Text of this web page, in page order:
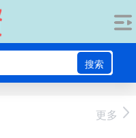
搜索
更多